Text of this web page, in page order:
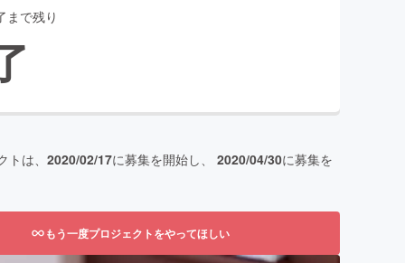
まで残り
は、 2020/02/17に募集を開始し、 2020/04/30に募集を
もう一度プロジェクトをやってほしい